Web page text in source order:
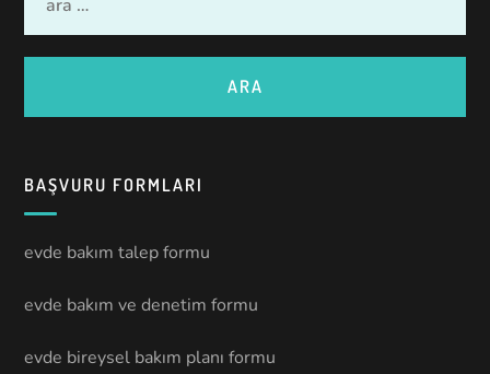
BAŞVURU FORMLARI
evde bakım talep formu
evde bakım ve denetim formu
evde bireysel bakım planı formu